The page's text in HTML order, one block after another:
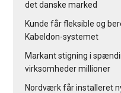
det danske marked
Kunde får fleksible og
Kabeldon-systemet
Markant stigning i
virksomheder millioner
Nordværk får installeret